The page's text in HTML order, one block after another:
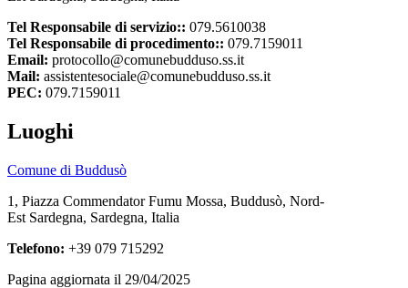
Tel Responsabile di servizio:: 079.5610038
Tel Responsabile di procedimento:: 079.7159011
Email: protocollo@comunebudduso.ss.it
Mail: assistentesociale@comunebudduso.ss.it
PEC: 079.7159011
Luoghi
Comune di Buddusò
1, Piazza Commendator Fumu Mossa, Buddusò, Nord-
Est Sardegna, Sardegna, Italia
Telefono: +39 079 715292
Pagina aggiornata il 29/04/2025